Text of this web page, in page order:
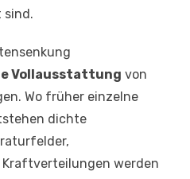
sind.
Vollausstattung von
Wo früher einzelne
dichte
werden